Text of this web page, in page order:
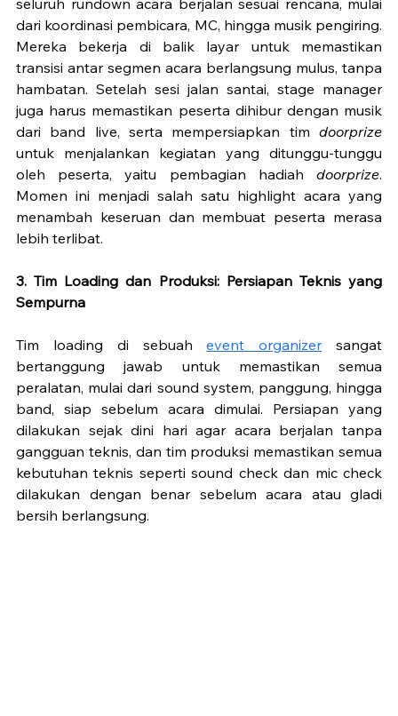
dari koordinasi pembicara, MC, hingga musik pengiring.
Mereka bekerja di balik layar untuk memastikan
transisi antar segmen acara berlangsung mulus, tanpa
hambatan. Setelah sesi jalan santai, stage manager
juga harus memastikan peserta dihibur dengan musik
dari band live, serta mempersiapkan tim doorprize
untuk menjalankan kegiatan yang ditunggu-tunggu
oleh peserta, yaitu pembagian hadiah doorprize.
Momen ini menjadi salah satu highlight acara yang
menambah keseruan dan membuat peserta merasa
lebih terlibat.
3. Tim Loading dan Produksi: Persiapan Teknis yang
Sempurna
Tim loading di sebuah event organizer sangat
bertanggung jawab untuk memastikan semua
peralatan, mulai dari sound system, panggung, hingga
band, siap sebelum acara dimulai. Persiapan yang
dilakukan sejak dini hari agar acara berjalan tanpa
gangguan teknis, dan tim produksi memastikan semua
kebutuhan teknis seperti sound check dan mic check
dilakukan dengan benar sebelum acara atau gladi
bersih berlangsung.